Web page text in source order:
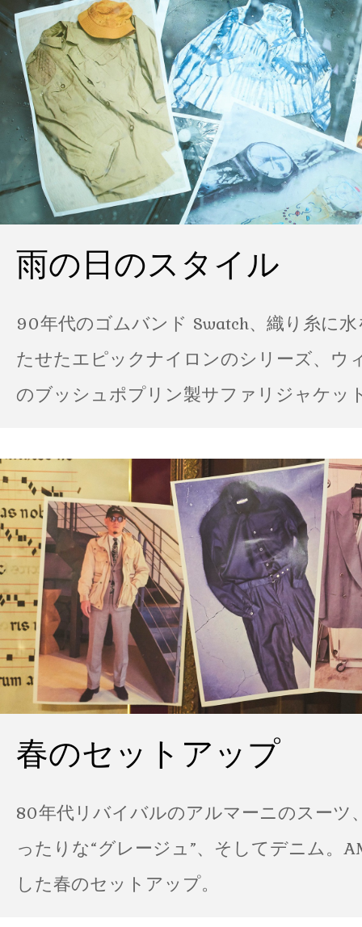
雨の日のスタイル
90年代のゴムバンド Swatch、織り糸に
たせたエピックナイロンのシリーズ、ウ
のブッシュポプリン製サファリジャケッ
春のセットアップ
80年代リバイバルのアルマーニのスーツ
ったりな“グレージュ”、そしてデニム。
した春のセットアップ。